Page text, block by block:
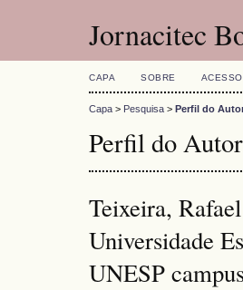
Jornacitec
CAPA SOBRE ACESSO
Capa > Pesquisa > Perfil do
Perfil do Autor
Teixeira,
Universidade
UNESP